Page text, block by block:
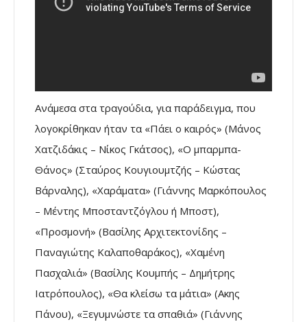
Ανάμεσα στα τραγούδια, για παράδειγμα, που
λογοκρίθηκαν ήταν τα «Πάει ο καιρός» (Μάνος
Χατζιδάκις – Νίκος Γκάτσος), «Ο μπαρμπα-
Θάνος» (Σταύρος Κουγιουμτζής – Κώστας
Βάρναλης), «Χαράματα» (Γιάννης Μαρκόπουλος
– Μέντης Μποσταντζόγλου ή Μποστ),
«Προσμονή» (Βασίλης Αρχιτεκτονίδης –
Παναγιώτης Καλαποθαράκος), «Χαμένη
Πασχαλιά» (Βασίλης Κουμπής – Δημήτρης
Ιατρόπουλος), «Θα κλείσω τα μάτια» (Ακης
Πάνου), «Ξεγυμνώστε τα σπαθιά» (Γιάννης